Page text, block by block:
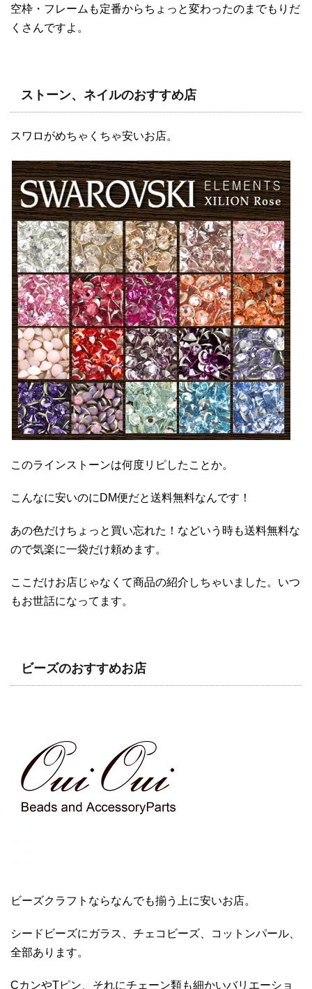
空枠・フレームも定番からちょっと変わったのまでもりだ
くさんですよ。
ストーン、ネイルのおすすめ店
スワロがめちゃくちゃ安いお店。
このラインストーンは何度リピしたことか。
こんなに安いのにDM便だと送料無料なんです！
あの色だけちょっと買い忘れた！などいう時も送料無料な
ので気楽に一袋だけ頼めます。
ここだけお店じゃなくて商品の紹介しちゃいました。いつ
もお世話になってます。
ビーズのおすすめお店
ビーズクラフトならなんでも揃う上に安いお店。
シードビーズにガラス、チェコビーズ、コットンパール、
全部あります。
CカンやTピン、それにチェーン類も細かいバリエーショ